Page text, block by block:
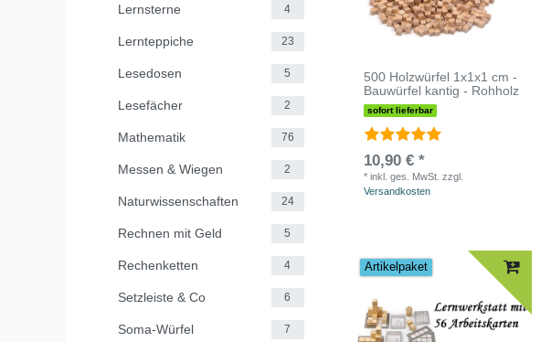
Lernsterne 4
Lernteppiche 23
Lesedosen 5
Lesefächer 2
Mathematik 76
Messen & Wiegen 2
Naturwissenschaften 24
Rechnen mit Geld 5
Rechenketten 4
Setzleiste & Co 6
Soma-Würfel 7
500 Holzwürfel 1x1x1 cm -
Bauwürfel kantig - Rohholz
sofort lieferbar
10,90 € *
*inkl. ges. MwSt. zzgl.
Versandkosten
Artikelpaket